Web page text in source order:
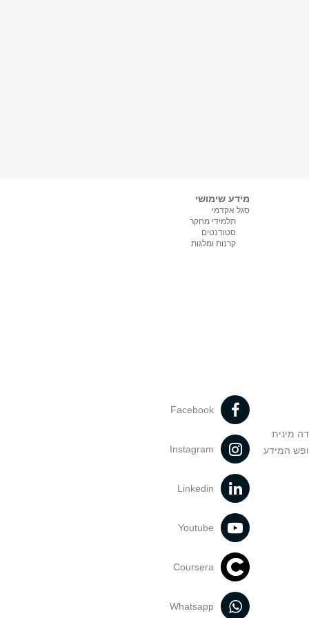
מידע שימושי
סגל אקדמי
תלמידי מחקר
סטודנטים
קרנות ומלגות
מינית
המידע
Facebook
Instagram
Linkedin
Youtube
Coursera
Whatsapp